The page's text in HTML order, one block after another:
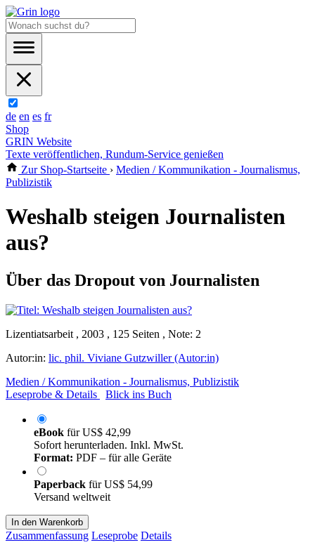
de en es fr
Shop
GRIN Website
Texte veröffentlichen, Rundum-Service genießen
Zur Shop-Startseite › Medien / Kommunikation - Journalismus,
Publizistik
Weshalb steigen Journalisten
aus?
Über das Dropout von Journalisten
Lizentiatsarbeit , 2003 , 125 Seiten , Note: 2
Autor:in: lic. phil. Viviane Gutzwiller (Autor:in)
Medien / Kommunikation - Journalismus, Publizistik
Leseprobe & Details
Blick ins Buch
eBook fürUS$ 42,99
Sofort herunterladen. Inkl. MwSt.
Format: PDF – für alle Geräte
Paperback fürUS$ 54,99
Versand weltweit
In den Warenkorb
Zusammenfassung Leseprobe Details